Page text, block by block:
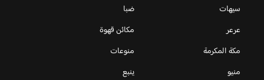
سيهات
ضبا
عرعر
مكائن قهوة
مكة المكرمة
منوعات
منيو
ينبع